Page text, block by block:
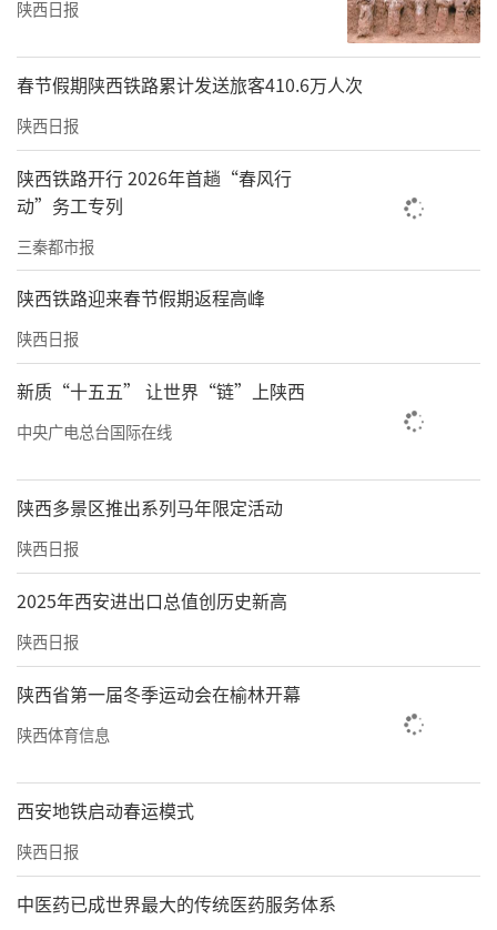
陕西日报
春节假期陕西铁路累计发送旅客410.6万人次
陕西日报
陕西铁路开行 2026年首趟“春风行
动”务工专列
三秦都市报
陕西铁路迎来春节假期返程高峰
陕西日报
新质“十五五” 让世界“链”上陕西
中央广电总台国际在线
陕西多景区推出系列马年限定活动
陕西日报
2025年西安进出口总值创历史新高
陕西日报
陕西省第一届冬季运动会在榆林开幕
陕西体育信息
西安地铁启动春运模式
陕西日报
中医药已成世界最大的传统医药服务体系